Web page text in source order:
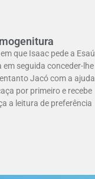
que Isaac pede a Esaú
seguida conceder-lhe
Jacó com a ajuda
por primeiro e recebe
a leitura de preferência